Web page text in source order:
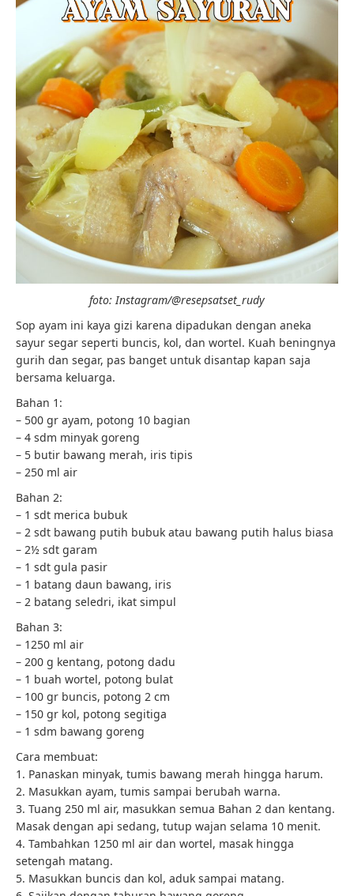
foto: Instagram/@resepsatset_rudy
Sop ayam ini kaya gizi karena dipadukan dengan aneka
sayur segar seperti buncis, kol, dan wortel. Kuah beningnya
gurih dan segar, pas banget untuk disantap kapan saja
bersama keluarga.
Bahan 1:
– 500 gr ayam, potong 10 bagian
– 4 sdm minyak goreng
– 5 butir bawang merah, iris tipis
– 250 ml air
Bahan 2:
– 1 sdt merica bubuk
– 2 sdt bawang putih bubuk atau bawang putih halus biasa
– 2½ sdt garam
– 1 sdt gula pasir
– 1 batang daun bawang, iris
– 2 batang seledri, ikat simpul
Bahan 3:
– 1250 ml air
– 200 g kentang, potong dadu
– 1 buah wortel, potong bulat
– 100 gr buncis, potong 2 cm
– 150 gr kol, potong segitiga
– 1 sdm bawang goreng
Cara membuat:
1. Panaskan minyak, tumis bawang merah hingga harum.
2. Masukkan ayam, tumis sampai berubah warna.
3. Tuang 250 ml air, masukkan semua Bahan 2 dan kentang.
Masak dengan api sedang, tutup wajan selama 10 menit.
4. Tambahkan 1250 ml air dan wortel, masak hingga
setengah matang.
5. Masukkan buncis dan kol, aduk sampai matang.